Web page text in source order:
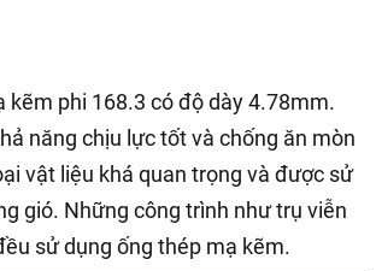
kẽm phi 168.3 có độ dày 4.78mm.
năng chịu lực tốt và chống ăn mòn
vật liệu khá quan trọng và được sử
gió. Những công trình như trụ viễn
sử dụng ống thép mạ kẽm.